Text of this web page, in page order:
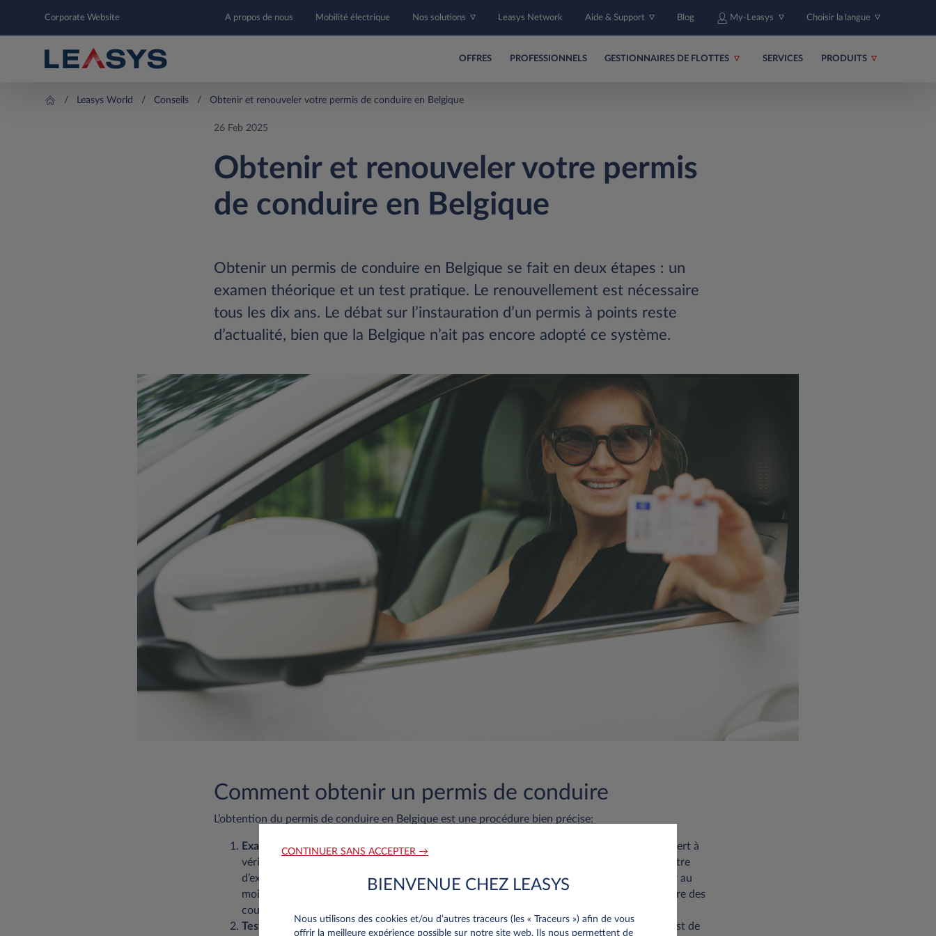
Corporate Website A propos de nous Mobilité électrique Nos solutions Leasys Network Aide & Support Blog My-Leasys Choisir la langue
OFFRES PROFESSIONNELS GESTIONNAIRES DE FLOTTES SERVICES PRODUITS
Leasys World Conseils Obtenir et renouveler votre permis de conduire en Belgique
26 Feb 2025
Obtenir et renouveler votre permis
de conduire en Belgique
Obtenir un permis de conduire en Belgique se fait en deux étapes : un
examen théorique et un test pratique. Le renouvellement est nécessaire
tous les dix ans. Le débat sur l’instauration d’un permis à points reste
d’actualité, bien que la Belgique n’ait pas encore adopté ce système.
Comment obtenir un permis de conduire
L’obtention du permis de conduire en Belgique est une procédure bien précise:
Examen théorique: La première étape consiste à passer l'examen théorique. Cet examen sert à
vérifier que le futur conducteur maîtrise le code de la route. Il doit être passé dans un centre
d’examen agréé. Pour le réussir, il faut répondre à 50 questions à choix multiple et obtenir au
moins 41 bonnes réponses. Pour se préparer à passer cet examen, il est possible de prendre des
cours dans une auto-école ou de s’entraîner en ligne.
Test de perception des risques : Depuis juillet 2018, le futur conducteur doit passer un test de
CONTINUER SANS ACCEPTER →
BIENVENUE CHEZ LEASYS
Nous utilisons des cookies et/ou d’autres traceurs (les « Traceurs ») afin de vous
offrir la meilleure expérience possible sur notre site web. Ils nous permettent de